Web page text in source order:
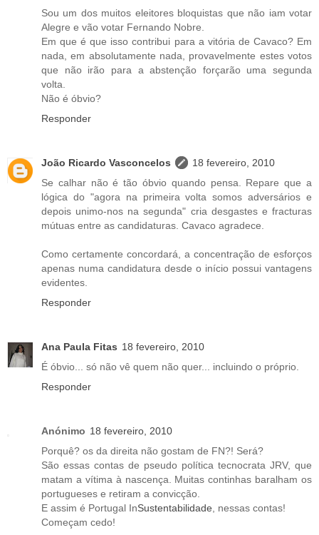
Sou um dos muitos eleitores bloquistas que não iam votar
Alegre e vão votar Fernando Nobre.
Em que é que isso contribui para a vitória de Cavaco? Em
nada, em absolutamente nada, provavelmente estes votos
que não irão para a abstenção forçarão uma segunda
volta.
Não é óbvio?
Responder
João Ricardo Vasconcelos
18 fevereiro, 2010
Se calhar não é tão óbvio quando pensa. Repare que a
lógica do "agora na primeira volta somos adversários e
depois unimo-nos na segunda" cria desgastes e fracturas
mútuas entre as candidaturas. Cavaco agradece.
Como certamente concordará, a concentração de esforços
apenas numa candidatura desde o início possui vantagens
evidentes.
Responder
Ana Paula Fitas 18 fevereiro, 2010
É óbvio... só não vê quem não quer... incluindo o próprio.
Responder
Anónimo 18 fevereiro, 2010
Porquê? os da direita não gostam de FN?! Será?
São essas contas de pseudo política tecnocrata JRV, que
matam a vítima à nascença. Muitas continhas baralham os
portugueses e retiram a convicção.
E assim é Portugal InSustentabilidade , nessas contas!
Começam cedo!